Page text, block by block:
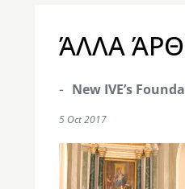
ΆΛΛΑ
New IVE’s
5 Oct 2017